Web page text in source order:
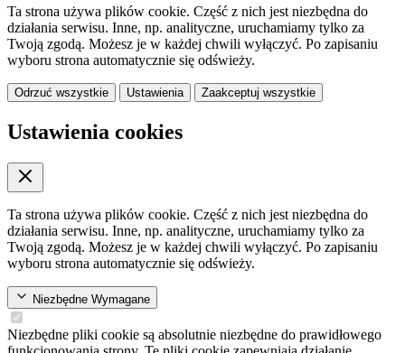
Ta strona używa plików cookie. Część z nich jest niezbędna do
działania serwisu. Inne, np. analityczne, uruchamiamy tylko za
Twoją zgodą. Możesz je w każdej chwili wyłączyć. Po zapisaniu
wyboru strona automatycznie się odświeży.
Odrzuć wszystkie Ustawienia Zaakceptuj wszystkie
Ustawienia cookies
Ta strona używa plików cookie. Część z nich jest niezbędna do
działania serwisu. Inne, np. analityczne, uruchamiamy tylko za
Twoją zgodą. Możesz je w każdej chwili wyłączyć. Po zapisaniu
wyboru strona automatycznie się odświeży.
Niezbędne Wymagane
Niezbędne pliki cookie są absolutnie niezbędne do prawidłowego